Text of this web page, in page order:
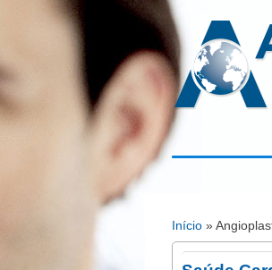
Atlas da
Está aqui
Início »